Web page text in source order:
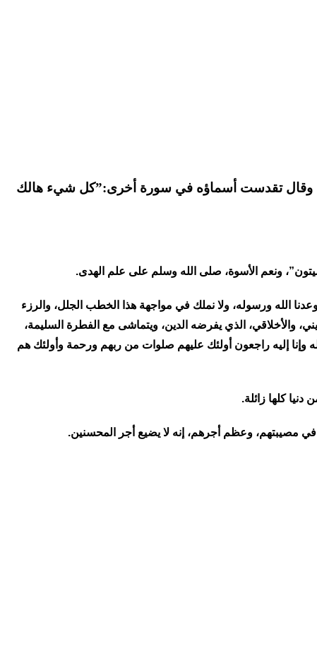
وقال تقدست أسماؤه في سورة أخرى:”كل شيء هالك
ونعم الأسوة، صلى الله وسلم على علم الهدى.
حداد نبأ وفاة، سيد من سادتنا الفضلاء، وعلم من آبائنا الكرماء، وافته المنية مساء الأربعاء: 7/3/2012، وهذا ما وعدنا الله ورسوله، ولا نملك في مواجهة هذا الخطب الجلل، والرزء
والأخلاقي، الذي يفرضه الدين، ويتماشى مع الفطرة السليمة،
وإنا إليه راجعون أولئك عليهم صلوات من ربهم ورحمة وأولئك هم
كلها زائلة.
في مصيبتهم، وعظم أجرهم، إنه لا يضيع أجر المحسنين.